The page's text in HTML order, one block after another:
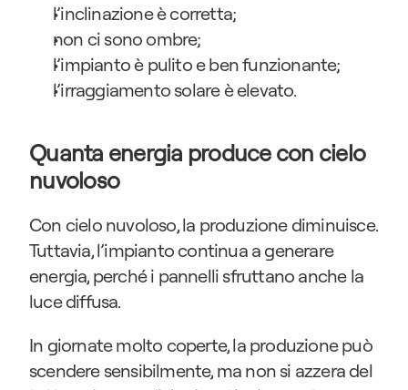
l’inclinazione è corretta;
non ci sono ombre;
l’impianto è pulito e ben funzionante;
l’irraggiamento solare è elevato.
Quanta energia produce con cielo
nuvoloso
Con cielo nuvoloso, la produzione diminuisce.
Tuttavia, l’impianto continua a generare
energia, perché i pannelli sfruttano anche la
luce diffusa.
In giornate molto coperte, la produzione può
scendere sensibilmente, ma non si azzera del